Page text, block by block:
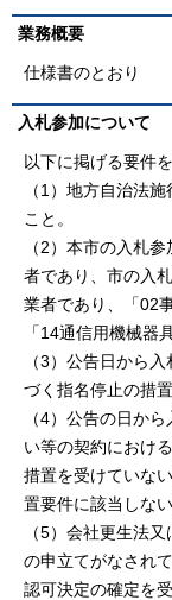
業務概要
仕様書のとおり
入札参加について
以下に掲げる要件
（1）地方自治法
こと。
（2）本市の入札
者であり、市の入
業者であり、「02
「14通信用機械器
（3）公告日から
づく指名停止の措
（4）公告の日か
い等の契約におけ
措置を受けていな
置要件に該当しな
（5）会社更生法
の申立てがなされ
認可決定の確定を